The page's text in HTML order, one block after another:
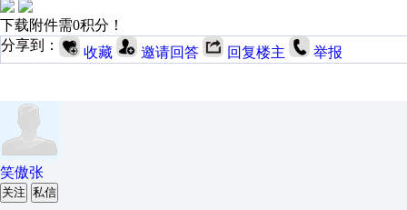
下载附件需0积分！
分享到：
收藏 邀请回答 回复楼主 举报
笑傲张
关注 私信